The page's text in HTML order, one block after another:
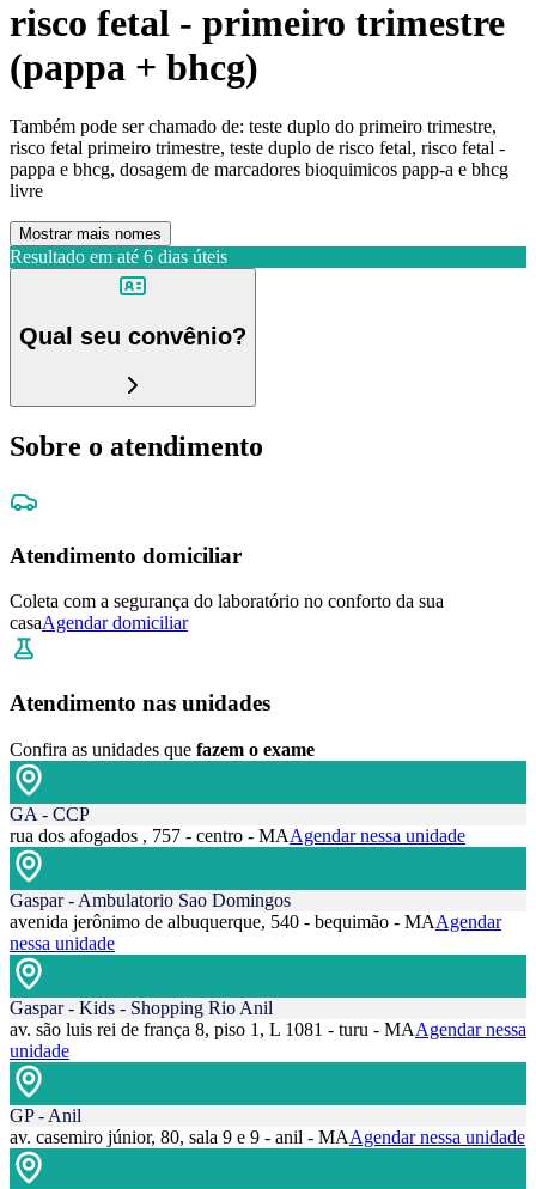
risco fetal - primeiro trimestre
(pappa + bhcg)
Também pode ser chamado de: teste duplo do primeiro trimestre,
risco fetal primeiro trimestre, teste duplo de risco fetal, risco fetal -
pappa e bhcg, dosagem de marcadores bioquimicos papp-a e bhcg
livre
Mostrar mais nomes
Resultado em até 6 dias úteis
Qual seu convênio?
Sobre o atendimento
Atendimento domiciliar
Coleta com a segurança do laboratório no conforto da sua
casaAgendar domiciliar
Atendimento nas unidades
Confira as unidades que fazem o exame
GA - CCP
rua dos afogados , 757 - centro - MAAgendar nessa unidade
Gaspar - Ambulatorio Sao Domingos
avenida jerônimo de albuquerque, 540 - bequimão - MAAgendar
nessa unidade
Gaspar - Kids - Shopping Rio Anil
av. são luis rei de frança 8, piso 1, L 1081 - turu - MAAgendar nessa
unidade
GP - Anil
av. casemiro júnior, 80, sala 9 e 9 - anil - MAAgendar nessa unidade